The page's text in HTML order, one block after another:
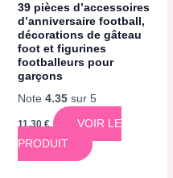
39 pièces d’accessoires
d’anniversaire football,
décorations de gâteau
foot et figurines
footballeurs pour
garçons
Note 4.35sur 5
11,30€
VOIR LE
PRODUIT